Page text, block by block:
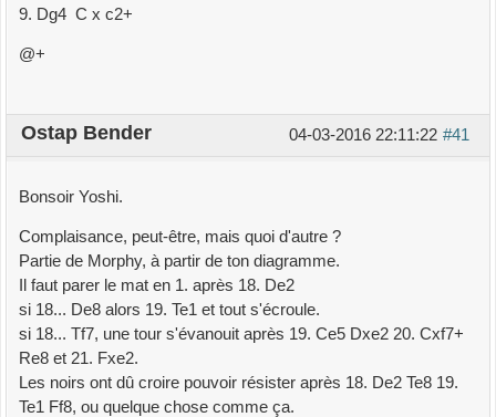
9. Dg4 C x c2+
@+
#41
04-03-2016 22:11:22
Ostap Bender
Bonsoir Yoshi.
Complaisance, peut-être, mais quoi d'autre ?
Partie de Morphy, à partir de ton diagramme.
Il faut parer le mat en 1. après 18. De2
si 18... De8 alors 19. Te1 et tout s'écroule.
si 18... Tf7, une tour s'évanouit après 19. Ce5 Dxe2 20. Cxf7+
Re8 et 21. Fxe2.
Les noirs ont dû croire pouvoir résister après 18. De2 Te8 19.
Te1 Ff8, ou quelque chose comme ça.